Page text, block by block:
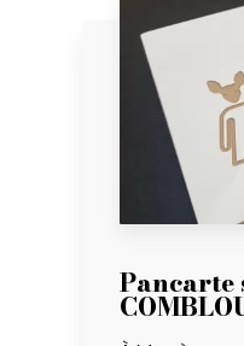
Pancarte